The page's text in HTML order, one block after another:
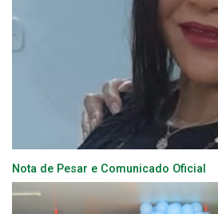
Nota de Pesar e Comunicado Oficial